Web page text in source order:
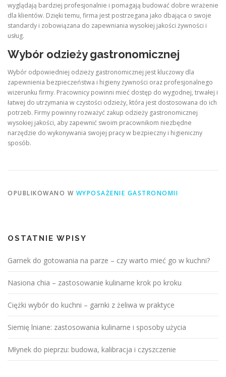
wyglądają bardziej profesjonalnie i pomagają budować dobre wrażenie
dla klientów. Dzięki temu, firma jest postrzegana jako dbająca o swoje
standardy i zobowiązana do zapewniania wysokiej jakości żywności i
usług.
Wybór odzieży gastronomicznej
Wybór odpowiedniej odzieży gastronomicznej jest kluczowy dla
zapewnienia bezpieczeństwa i higieny żywności oraz profesjonalnego
wizerunku firmy. Pracownicy powinni mieć dostęp do wygodnej, trwałej i
łatwej do utrzymania w czystości odzieży, która jest dostosowana do ich
potrzeb. Firmy powinny rozważyć zakup odzieży gastronomicznej
wysokiej jakości, aby zapewnić swoim pracownikom niezbędne
narzędzie do wykonywania swojej pracy w bezpieczny i higieniczny
sposób.
OPUBLIKOWANO W WYPOSAŻENIE GASTRONOMII
OSTATNIE WPISY
Garnek do gotowania na parze – czy warto mieć go w kuchni?
Nasiona chia – zastosowanie kulinarne krok po kroku
Ciężki wybór do kuchni – garnki z żeliwa w praktyce
Siemię lniane: zastosowania kulinarne i sposoby użycia
Młynek do pieprzu: budowa, kalibracja i czyszczenie